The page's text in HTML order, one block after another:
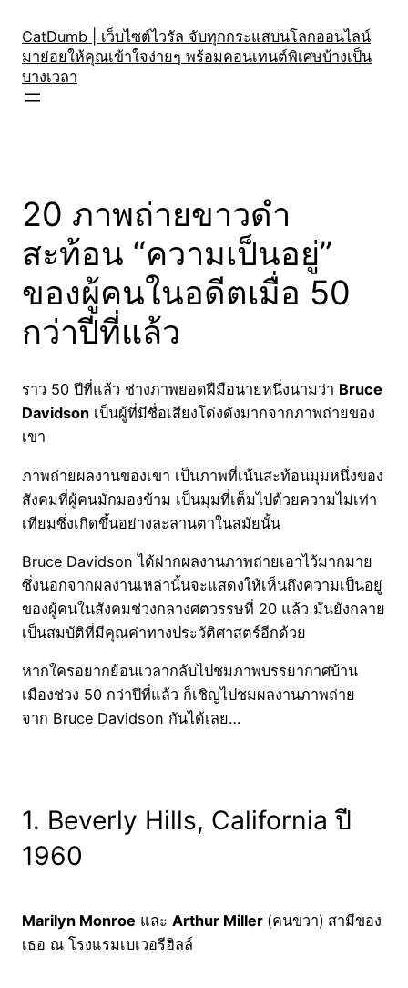
content
CatDumb | เว็บไซต์ไวรัล จับทุกกระแสบนโลกออนไลน์
มาย่อยให้คุณเข้าใจง่ายๆ พร้อมคอนเทนต์พิเศษบ้างเป็น
บางเวลา
20 ภาพถ่ายขาวดำ
สะท้อน “ความเป็นอยู่”
ของผู้คนในอดีตเมื่อ 50
กว่าปีที่แล้ว
ราว 50 ปีที่แล้ว ช่างภาพยอดฝีมือนายหนึ่งนามว่า Bruce
Davidson เป็นผู้ที่มีชื่อเสียงโด่งดังมากจากภาพถ่ายของ
เขา
ภาพถ่ายผลงานของเขา เป็นภาพที่เน้นสะท้อนมุมหนึ่งของ
สังคมที่ผู้คนมักมองข้าม เป็นมุมที่เต็มไปด้วยความไม่เท่า
เทียมซึ่งเกิดขึ้นอย่างละลานตาในสมัยนั้น
Bruce Davidson ได้ฝากผลงานภาพถ่ายเอาไว้มากมาย
ซึ่งนอกจากผลงานเหล่านั้นจะแสดงให้เห็นถึงความเป็นอยู่
ของผู้คนในสังคมช่วงกลางศตวรรษที่ 20 แล้ว มันยังกลาย
เป็นสมบัติที่มีคุณค่าทางประวัติศาสตร์อีกด้วย
หากใครอยากย้อนเวลากลับไปชมภาพบรรยากาศบ้าน
เมืองช่วง 50 กว่าปีที่แล้ว ก็เชิญไปชมผลงานภาพถ่าย
จาก Bruce Davidson กันได้เลย…
1. Beverly Hills, California ปี
1960
Marilyn Monroe และ Arthur Miller (คนขวา) สามีของ
เธอ ณ โรงแรมเบเวอรีฮิลล์